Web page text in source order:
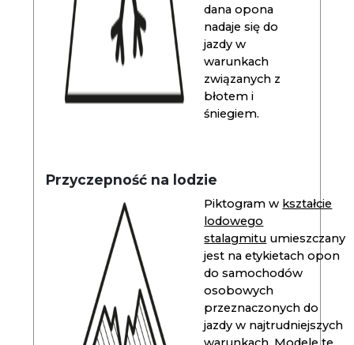
dana opona
nadaje się do
jazdy w
warunkach
związanych z
błotem i
śniegiem.
Przyczepność na lodzie
Piktogram w kształcie
lodowego
stalagmitu umieszczany
jest na etykietach opon
do samochodów
osobowych
przeznaczonych do
jazdy w najtrudniejszych